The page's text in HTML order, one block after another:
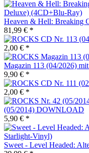
Heaven & Hell: Breaking
81,99 € *
2,00 € *
Magazin 113 (04/2026)
9,90 € *
2,00 € *
(05/2014) DOWNLOAD
5,90 € *
Sweet - Level Headed: